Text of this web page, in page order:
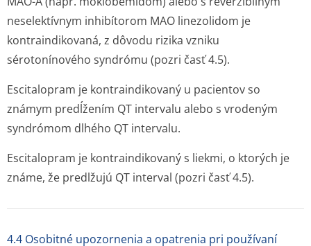
neselektívnym inhibítorom MAO linezolidom je
kontraindikovaná, z dôvodu rizika vzniku
sérotonínového syndrómu (pozri časť 4.5).
Escitalopram je kontraindikovaný u pacientov so
známym predĺžením QT intervalu alebo s vrodeným
syndrómom dlhého QT intervalu.
Escitalopram je kontraindikovaný s liekmi, o ktorých je
známe, že predlžujú QT interval (pozri časť 4.5).
4.4 Osobitné upozornenia a opatrenia pri používaní